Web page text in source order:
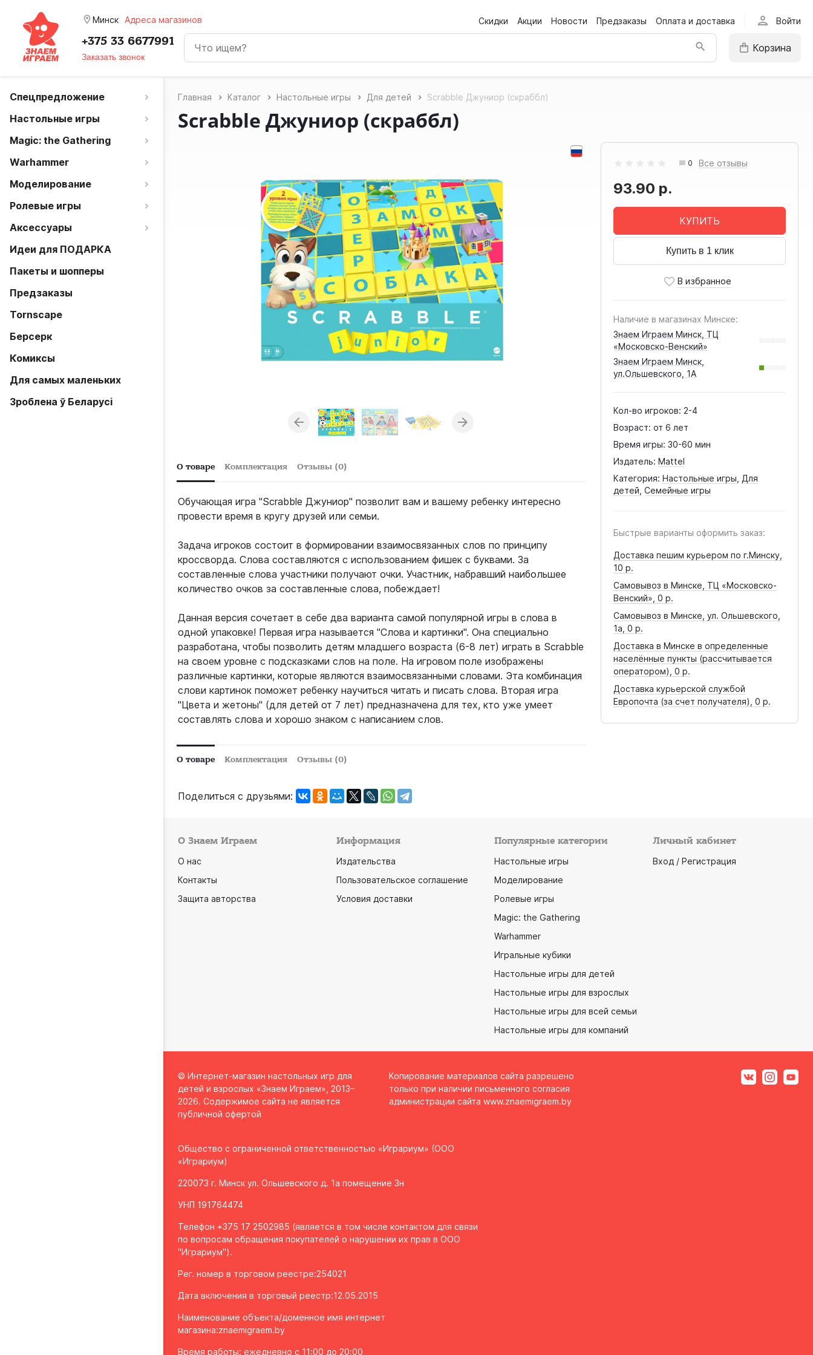
room Минск Адреса магазинов Скидки Акции Новости Предзаказы Оплата и доставка person Войти
+375 33 6677991
Заказать звонок
Корзина
Спецпредложение
Настольные игры
Magic: the Gathering
Warhammer
Моделирование
Ролевые игры
Аксессуары
Идеи для ПОДАРКА
Пакеты и шопперы
Предзаказы
Tornscape
Берсерк
Комиксы
Для самых маленьких
Зроблена ў Беларусi
Главная Каталог Настольные игры Для детей Scrabble Джуниор (скраббл)
Scrabble Джуниор (скраббл)
0 Все отзывы
93.90 р.
КУПИТЬ
Купить в 1 клик
Наличие в магазинах Минске:
Знаем Играем Минск, ТЦ
«Московско-Венский»
Знаем Играем Минск,
ул.Ольшевского, 1А
Кол-во игроков: 2-4
Возраст: от 6 лет
Время игры: 30-60 мин
Издатель: Mattel
Категория: Настольные игры Для
детей ,Семейные игры
Быстрые варианты оформить заказ:
Доставка пешим курьером по г.Минску,
10 р.
Самовывоз в Минске, ТЦ «Московско-
Венский», 0 р.
Самовывоз в Минске, ул. Ольшевского,
1а, 0 р.
Доставка в Минске в определенные
населённые пункты (рассчитывается
оператором),
0 р.
Доставка курьерской службой
Европочта (за счет получателя),
0 р.
О товаре Комплектация Отзывы (0)
Обучающая игра "Scrabble Джуниор" позволит вам и вашему ребенку интересно
провести время в кругу друзей или семьи.
Задача игроков состоит в формировании взаимосвязанных слов по принципу
кроссворда. Слова составляются с использованием фишек с буквами. За
составленные слова участники получают очки. Участник, набравший наибольшее
количество очков за составленные слова, побеждает!
Данная версия сочетает в себе два варианта самой популярной игры в слова в
одной упаковке! Первая игра называется "Слова и картинки". Она специально
разработана, чтобы позволить детям младшего возраста (6-8 лет) играть в Scrabble
на своем уровне с подсказками слов на поле. На игровом поле изображены
различные картинки, которые являются взаимосвязанными словами. Эта комбинация
слови картинок поможет ребенку научиться читать и писать слова. Вторая игра
"Цвета и жетоны" (для детей от 7 лет) предназначена для тех, кто уже умеет
составлять слова и хорошо знаком с написанием слов.
О товаре Комплектация Отзывы (0)
Поделиться с друзьями:
О Знаем Играем
О нас
Контакты
Защита авторства
Информация
Издательства
Пользовательское соглашение
Условия доставки
Популярные категории
Настольные игры
Моделирование
Ролевые игры
Magic: the Gathering
Warhammer
Игральные кубики
Настольные игры для детей
Настольные игры для взрослых
Настольные игры для всей семьи
Настольные игры для компаний
Личный кабинет
Вход / Регистрация
© Интернет-магазин настольных игр для
детей и взрослых «Знаем Играем», 2013–
2026. Содержимое сайта не является
публичной офертой
Копирование материалов сайта разрешено
только при наличии письменного согласия
администрации сайта www.znaemigraem.by
Общество с ограниченной ответственностью «Играриум» (ООО
«Играриум)
220073 г. Минск ул. Ольшевского д. 1а помещение 3н
УНП 191764474
Телефон +375 17 2502985 (является в том числе контактом для связи
по вопросам обращения покупателей о нарушении их прав в ООО
"Играриум").
Рег. номер в торговом реестре:254021
Дата включения в торговый реестр:12.05.2015
Наименование объекта/доменное имя интернет
магазина:znaemigraem.by
Время работы: ежедневно с 11:00 до 20:00